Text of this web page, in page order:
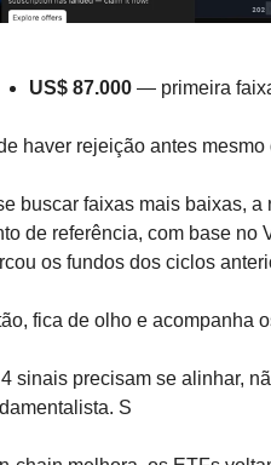
US$ 87.000 — primeira
haver rejeição antes
buscar faixas mais baixas,
de referência, com base no
os fundos dos ciclos
fica de olho e acompanha
sinais precisam se alinhar,
S